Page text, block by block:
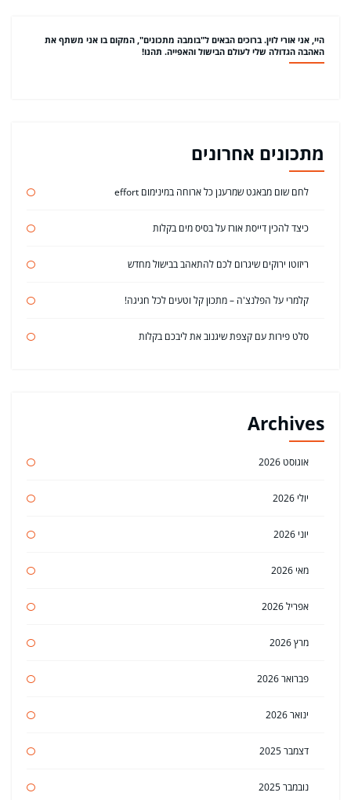
היי, אני אורי לוין. ברוכים הבאים ל"בומבה מתכונים", המקום בו אני משתף את
האהבה הגדולה שלי לעולם הבישול והאפייה. תהנו!
מתכונים אחרונים
לחם שום מבאגט שמרענן כל ארוחה במינימום effort
כיצד להכין דייסת אורז על בסיס מים בקלות
ריזוטו ירוקים שיגרום לכם להתאהב בבישול מחדש
קלמרי על הפלנצ'ה – מתכון קל וטעים לכל חגיגה!
סלט פירות עם קצפת שיגנוב את ליבכם בקלות
Archives
אוגוסט 2026
יולי 2026
יוני 2026
מאי 2026
אפריל 2026
מרץ 2026
פברואר 2026
ינואר 2026
דצמבר 2025
נובמבר 2025